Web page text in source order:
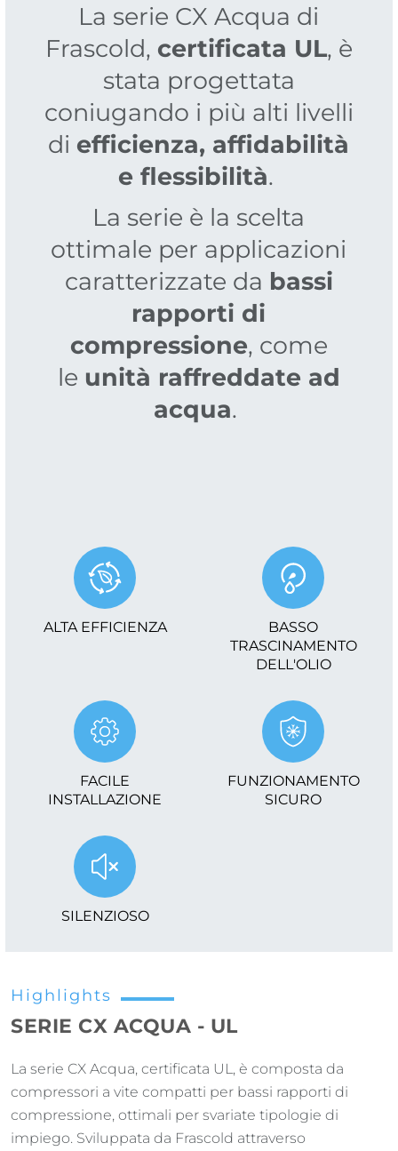
La serie CX Acqua di
Frascold, certificata UL, è
stata progettata
coniugando i più alti livelli
di efficienza, affidabilità
e flessibilità.
La serie è la scelta
ottimale per applicazioni
caratterizzate da bassi
rapporti di
compressione, come
le unità raffreddate ad
acqua.
ALTA EFFICIENZA
BASSO
TRASCINAMENTO
DELL'OLIO
FACILE
INSTALLAZIONE
FUNZIONAMENTO
SICURO
SILENZIOSO
Highlights
SERIE CX ACQUA - UL
La serie CX Acqua, certificata UL, è composta da
compressori a vite compatti per bassi rapporti di
compressione, ottimali per svariate tipologie di
impiego. Sviluppata da Frascold attraverso